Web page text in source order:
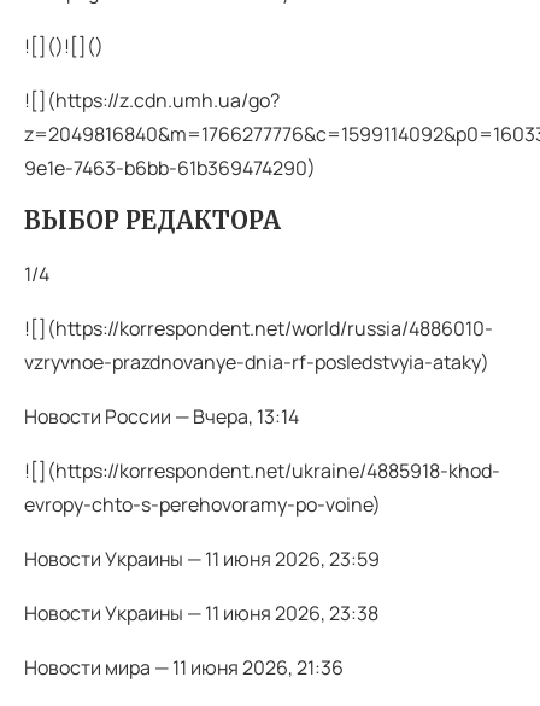
![]()![]()
![](https://z.cdn.umh.ua/go?
9e1e-7463-b6bb-61b369474290)
ВЫБОР РЕДАКТОРА
1/4
![](https://korrespondent.net/world/russia/4886010-
vzryvnoe-prazdnovanye-dnia-rf-posledstvyia-ataky)
Новости России — Вчера, 13:14
![](https://korrespondent.net/ukraine/4885918-khod-
evropy-chto-s-perehovoramy-po-voine)
Новости Украины — 11 июня 2026, 23:59
Новости Украины — 11 июня 2026, 23:38
Новости мира — 11 июня 2026, 21:36